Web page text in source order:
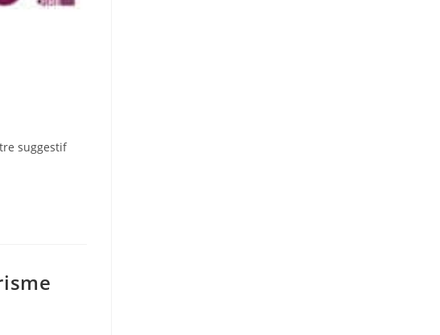
suggestif